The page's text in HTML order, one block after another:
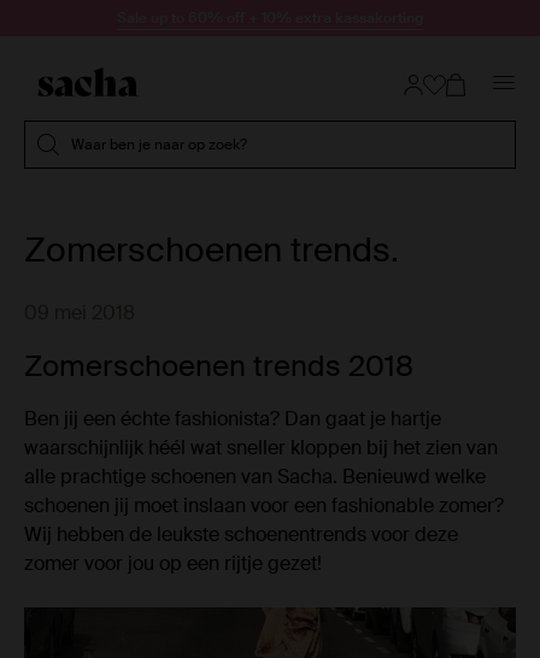
Waar ben je naar op zoek?
Zomerschoenen trends.
Zomerschoenen trends 2018
Ben jij een échte fashionista? Dan gaat je hartje
waarschijnlijk héél wat sneller kloppen bij het zien van
alle prachtige schoenen van Sacha. Benieuwd welke
schoenen jij moet inslaan voor een fashionable zomer?
Wij hebben de leukste schoenentrends voor deze
zomer voor jou op een rijtje gezet!